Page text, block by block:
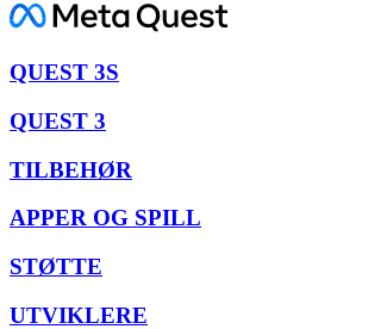
QUEST 3S
QUEST 3
TILBEHØR
APPER OG SPILL
STØTTE
UTVIKLERE